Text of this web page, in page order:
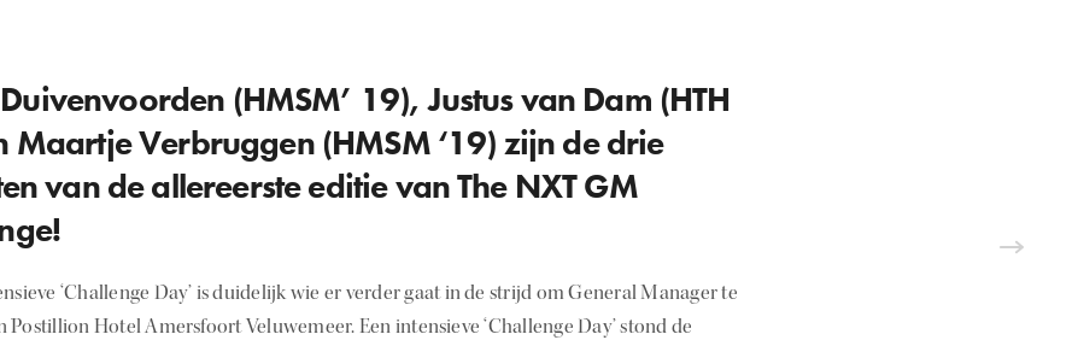
(HMSM’ 19), Justus van Dam (HTH
Maartje Verbruggen (HMSM ‘19) zijn de drie
van de allereerste editie van The NXT GM
‘Challenge Day’ is duidelijk wie er verder gaat in de strijd om General Manager te
Postillion Hotel Amersfoort Veluwemeer. Een intensieve ‘Challenge Day’ stond de